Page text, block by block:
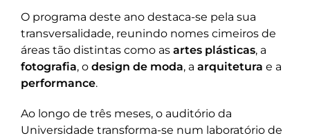
O programa deste ano destaca-se pela sua
transversalidade, reunindo nomes cimeiros de
áreas tão distintas como as artes plásticas, a
fotografia, o design de moda, a arquitetura e a
performance.
Ao longo de três meses, o auditório da
Universidade transforma-se num laboratório de